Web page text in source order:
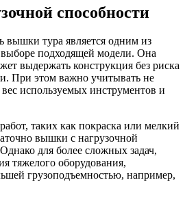
способности
вышки тура является одним из
подходящей модели. Она
выдержать конструкция без риска
При этом важно учитывать не
используемых инструментов и
таких как покраска или мелкий
вышки с нагрузочной
для более сложных задач,
тяжелого оборудования,
грузоподъемностью, например,